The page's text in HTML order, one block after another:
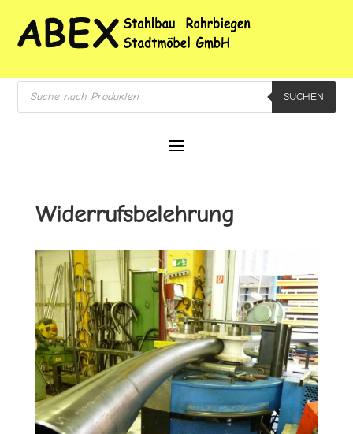
Products
search
SUCHEN
Widerrufsbelehrung